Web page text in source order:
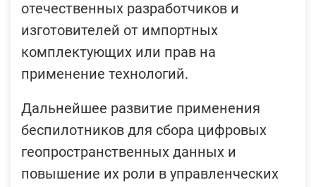
отечественных разработчиков и
изготовителей от импортных
комплектующих или прав на
применение технологий.
Дальнейшее развитие применения
беспилотников для сбора цифровых
геопространственных данных и
повышение их роли в управленческих